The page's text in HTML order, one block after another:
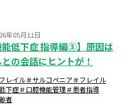
年05月11日
能低下症 指導編③】原因は
の会話にヒントが！
レイル＃サルコペニア＃フレイル
下症＃口腔機能管理＃患者指導
者